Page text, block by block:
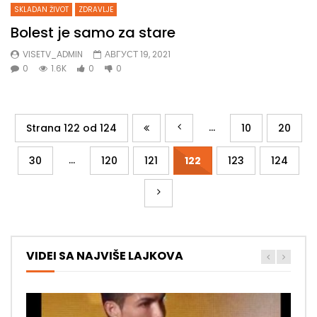
SKLADAN ŽIVOT ZDRAVLJE
Bolest je samo za stare
VISETV_ADMIN
АВГУСТ 19, 2021
0
1.6K 0 0
Strana 122 od 124 ... 10 20
30 ... 120 121 122 123 124
VIDEI SA NAJVIŠE LAJKOVA